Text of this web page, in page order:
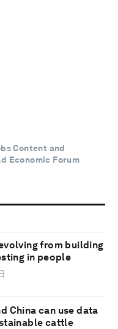
Content and
Economic Forum
from building
in people
China can use data
cattle